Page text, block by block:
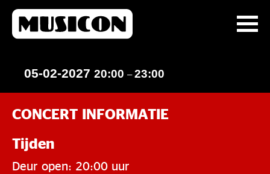
05-02-2027 20:00 –23:00
CONCERT INFORMATIE
Tijden
Deur open: 20:00 uur